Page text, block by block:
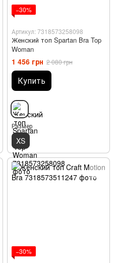
−30%
Артикул: 7318573258098
Женский топ Spartan Bra Top
Woman
1 456 грн 2 080 грн
Купить
Размер
XS
−30%